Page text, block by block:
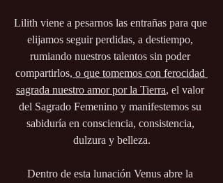
Lilith viene a pesarnos las entrañas para que
elijamos seguir perdidas, a destiempo,
rumiando nuestros talentos sin poder
compartirlos, o que tomemos con ferocidad
sagrada nuestro amor por la Tierra, el valor
del Sagrado Femenino y manifestemos su
sabiduría en consciencia, consistencia,
dulzura y belleza.
Dentro de esta lunación Venus abre la